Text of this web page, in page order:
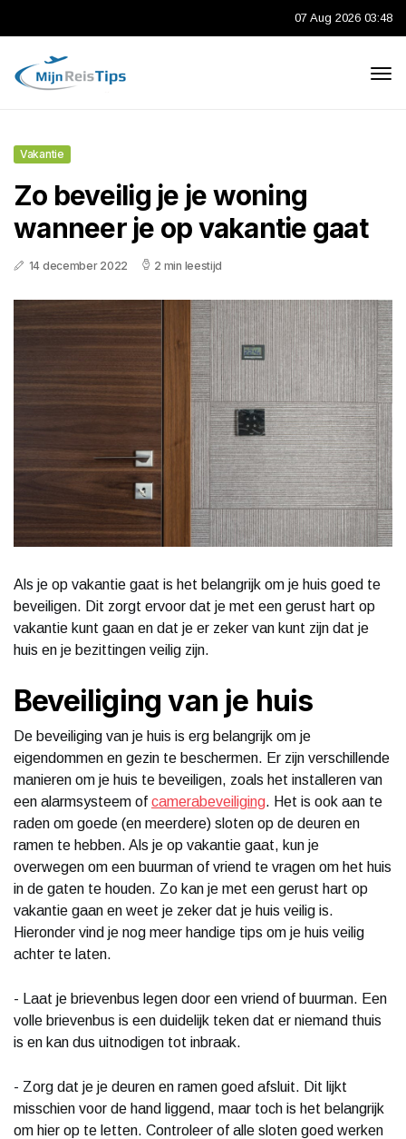
07 Aug 2026 03:48
Vakantie
Zo beveilig je je woning
wanneer je op vakantie gaat
14 december 2022 2 min leestijd
Als je op vakantie gaat is het belangrijk om je huis goed te
beveiligen. Dit zorgt ervoor dat je met een gerust hart op
vakantie kunt gaan en dat je er zeker van kunt zijn dat je
huis en je bezittingen veilig zijn.
Beveiliging van je huis
De beveiliging van je huis is erg belangrijk om je
eigendommen en gezin te beschermen. Er zijn verschillende
manieren om je huis te beveiligen, zoals het installeren van
een alarmsysteem of camerabeveiliging. Het is ook aan te
raden om goede (en meerdere) sloten op de deuren en
ramen te hebben. Als je op vakantie gaat, kun je
overwegen om een buurman of vriend te vragen om het huis
in de gaten te houden. Zo kan je met een gerust hart op
vakantie gaan en weet je zeker dat je huis veilig is.
Hieronder vind je nog meer handige tips om je huis veilig
achter te laten.
- Laat je brievenbus legen door een vriend of buurman. Een
volle brievenbus is een duidelijk teken dat er niemand thuis
is en kan dus uitnodigen tot inbraak.
- Zorg dat je je deuren en ramen goed afsluit. Dit lijkt
misschien voor de hand liggend, maar toch is het belangrijk
om hier op te letten. Controleer of alle sloten goed werken